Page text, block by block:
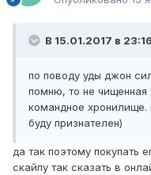
В 15.01.2017 в
по поводу уды джон
помню, то не чищенная
командное хронилище.
буду признателен)
да так поэтому покупать
скайпу так сказать в